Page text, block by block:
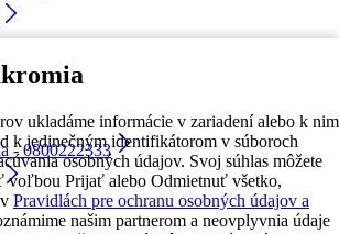
ukladáme informácie v zariadení alebo k nim
k jedinečným identifikátorom v súboroch
osobných údajov. Svoj súhlas môžete
voľbou Prijať alebo Odmietnuť všetko,
Pravidlách pre ochranu osobných údajov a
našim partnerom a neovplyvnia údaje
- 0800222333